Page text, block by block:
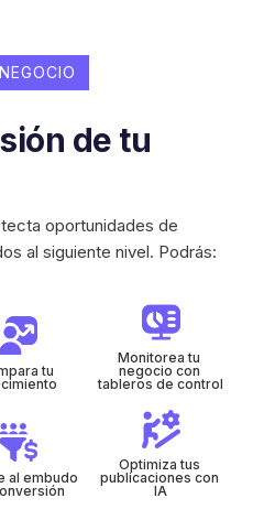
de tu
oportunidades de
al siguiente nivel. Podrás:
tu
Monitorea tu
negocio con
tableros de control
al embudo
Optimiza tus
publicaciones con
IA